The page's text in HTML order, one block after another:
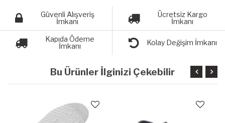
Güvenli Alışveriş
İmkanı
Ücretsiz Kargo
İmkanı
Kapıda Ödeme
İmkanı
Kolay Değişim İmkanı
Bu Ürünler İlginizi Çekebilir